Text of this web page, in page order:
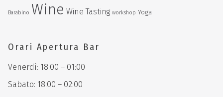
Barabino Wine Wine Tasting workshop Yoga
Orari Apertura Bar
Venerdì: 18:00 – 01:00
Sabato: 18:00 – 02:00